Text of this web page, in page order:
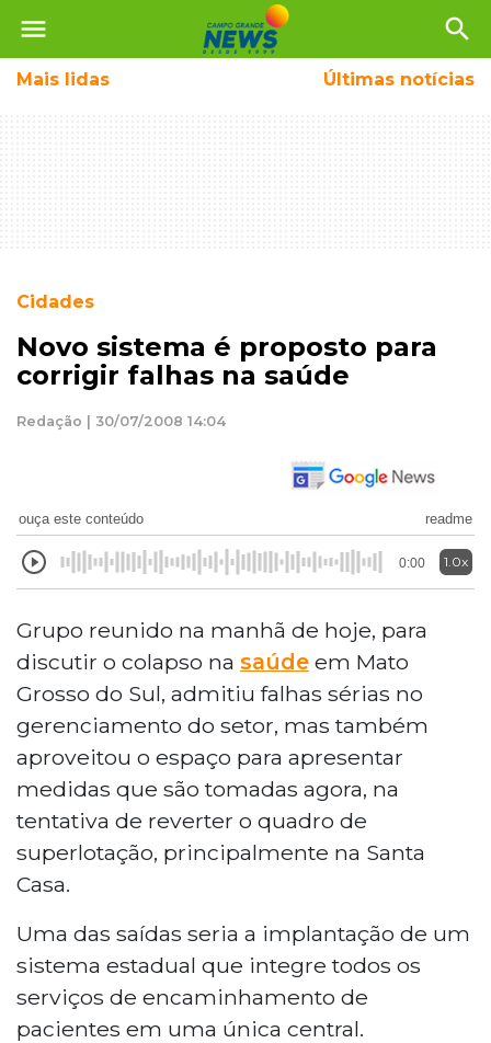
menu search
Mais lidas Últimas notícias
Cidades
Novo sistema é proposto para
corrigir falhas na saúde
Redação | 30/07/2008 14:04
ouça este conteúdo readme
0:00 1.0x
Grupo reunido na manhã de hoje, para
discutir o colapso na saúde em Mato
Grosso do Sul, admitiu falhas sérias no
gerenciamento do setor, mas também
aproveitou o espaço para apresentar
medidas que são tomadas agora, na
tentativa de reverter o quadro de
superlotação, principalmente na Santa
Casa.
Uma das saídas seria a implantação de um
sistema estadual que integre todos os
serviços de encaminhamento de
pacientes em uma única central.